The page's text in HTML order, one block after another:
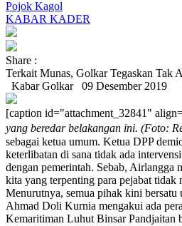
Pojok Kagol
KABAR KADER
Share :
Terkait Munas, Golkar Tegaskan Tak
Kabar Golkar
09 Desember 2019
[caption id="attachment_32841"
yang beredar belakangan ini. (Foto:
sebagai ketua umum. Ketua DPP
keterlibatan di sana tidak ada
dengan pemerintah. Sebab, Airlangga
kita yang terpenting para pejabat
Menurutnya, semua pihak kini
Ahmad Doli Kurnia mengakui ada
Kemaritiman Luhut Binsar Pandjaitan